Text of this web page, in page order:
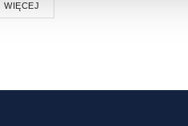
WIĘCEJ